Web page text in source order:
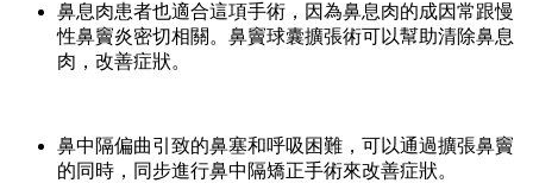
鼻息肉患者也適合這項手術，因為鼻息肉的成因常跟慢
性鼻竇炎密切相關。鼻竇球囊擴張術可以幫助清除鼻息
肉，改善症狀。
鼻中隔偏曲引致的鼻塞和呼吸困難，可以通過擴張鼻竇
的同時，同步進行鼻中隔矯正手術來改善症狀。